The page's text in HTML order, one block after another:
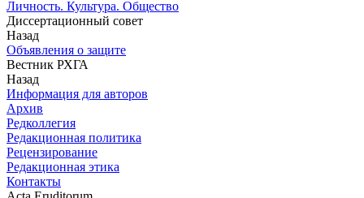
Личность. Культура. Общество
Диссертационный совет
Назад
Объявления о защите
Вестник РХГА
Назад
Информация для авторов
Архив
Редколлегия
Редакционная политика
Рецензирование
Редакционная этика
Контакты